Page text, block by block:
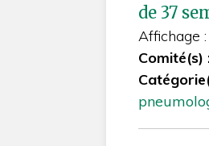
de 37
Affichage
Comité(s)